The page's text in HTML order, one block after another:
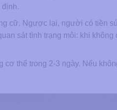
định.
cữ. Ngược lại, người có tiền
sát tình trạng môi: khi không
thể trong 2-3 ngày. Nếu